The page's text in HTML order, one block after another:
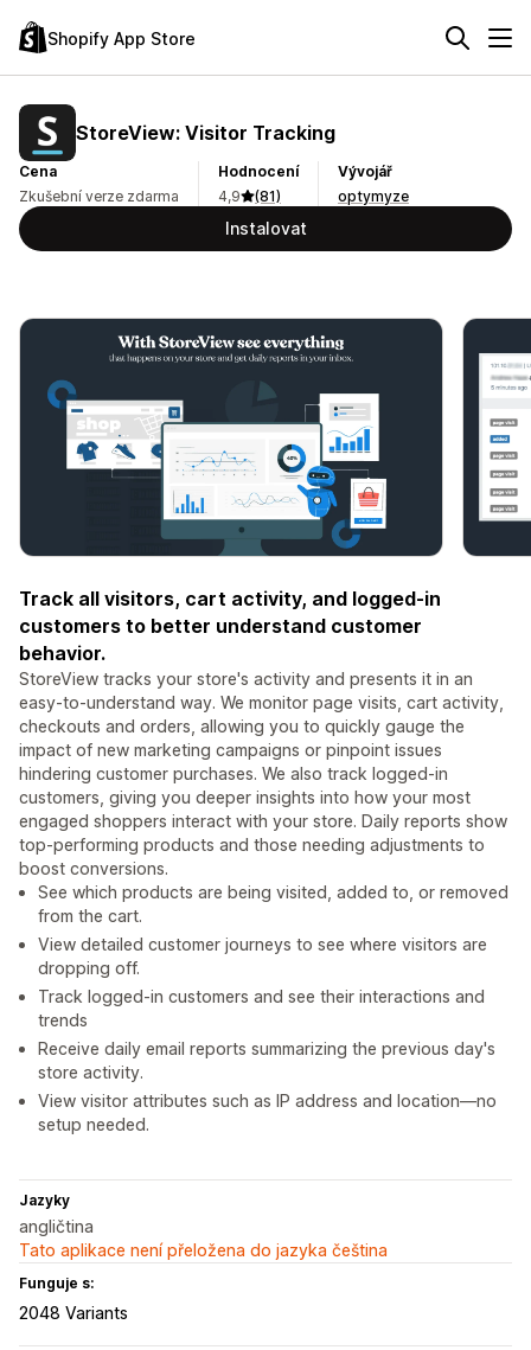
Shopify App Store
StoreView: Visitor Tracking
Cena
Zkušební verze zdarma
Hodnocení
4,9
(81)
Vývojář
optymyze
Instalovat
Track all visitors, cart activity, and logged-in
customers to better understand customer
behavior.
StoreView tracks your store's activity and presents it in an
easy-to-understand way. We monitor page visits, cart activity,
checkouts and orders, allowing you to quickly gauge the
impact of new marketing campaigns or pinpoint issues
hindering customer purchases. We also track logged-in
customers, giving you deeper insights into how your most
engaged shoppers interact with your store. Daily reports show
top-performing products and those needing adjustments to
boost conversions.
See which products are being visited, added to, or removed
from the cart.
View detailed customer journeys to see where visitors are
dropping off.
Track logged-in customers and see their interactions and
trends
Receive daily email reports summarizing the previous day's
store activity.
View visitor attributes such as IP address and location—no
setup needed.
Jazyky
angličtina
Tato aplikace není přeložena do jazyka čeština
Funguje s:
2048 Variants